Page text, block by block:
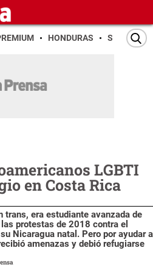
HONDURAS SAN PEDRO
LGBTI
en Costa Rica
trans, era estudiante avanzada de
protestas de 2018 contra el
Nicaragua natal. Pero por ayudar a
amenazas y debió refugiarse